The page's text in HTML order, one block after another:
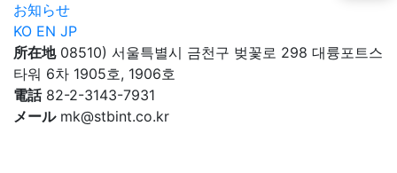
お知らせ
KO EN JP
所在地08510) 서울특별시 금천구 벚꽃로 298 대륭포트스
타워 6차 1905호, 1906호
電話82-2-3143-7931
メールmk@stbint.co.kr